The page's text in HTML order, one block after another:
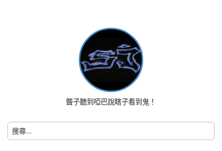
i
o
n
聾子聽到啞巴說瞎子看到鬼！
搜
尋